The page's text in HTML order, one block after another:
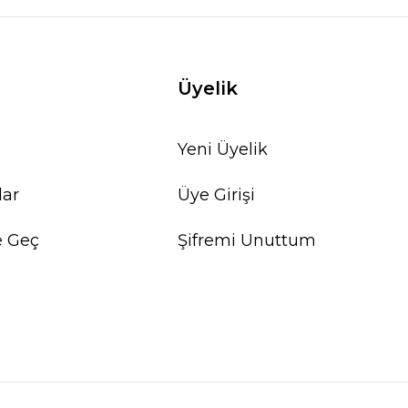
Geç
Üyelik
Yeni Üyelik
Üye Girişi
Şifremi Unuttum